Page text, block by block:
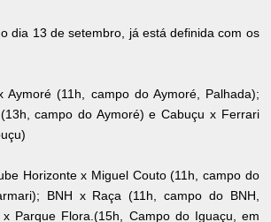
dia 13 de setembro, já está definida com os
Aymoré (11h, campo do Aymoré, Palhada);
campo do Aymoré) e Cabuçu x Ferrari
Horizonte x Miguel Couto (11h, campo do
BNH x Raça (11h, campo do BNH,
Parque Flora.(15h, Campo do Iguaçu, em